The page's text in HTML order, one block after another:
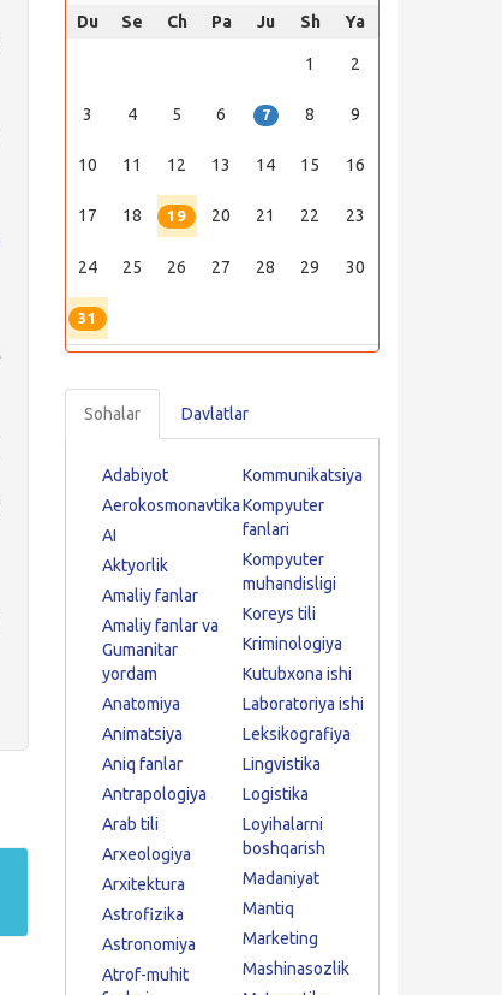
Du Se Ch Pa Ju Sh Ya
1 2
3 4 5 6 7 8 9
10 11 12 13 14 15 16
17 18 19 20 21 22 23
24 25 26 27 28 29 30
31
Sohalar Davlatlar
Adabiyot
Aerokosmonavtika
AI
Aktyorlik
Amaliy fanlar
Amaliy fanlar va
Gumanitar
yordam
Anatomiya
Animatsiya
Aniq fanlar
Antrapologiya
Arab tili
Arxeologiya
Arxitektura
Astrofizika
Astronomiya
Atrof-muhit
Kommunikatsiya
Kompyuter
fanlari
Kompyuter
muhandisligi
Koreys tili
Kriminologiya
Kutubxona ishi
Laboratoriya ishi
Leksikografiya
Lingvistika
Logistika
Loyihalarni
boshqarish
Madaniyat
Mantiq
Marketing
Mashinasozlik